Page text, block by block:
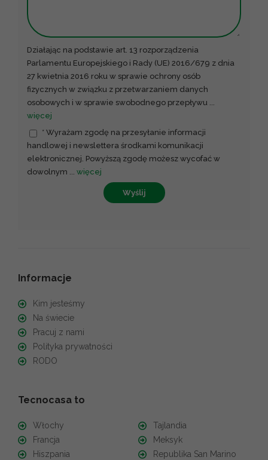
Działając na podstawie art. 13 rozporządzenia
Parlamentu Europejskiego i Rady (UE) 2016/679 z dnia
27 kwietnia 2016 roku w sprawie ochrony osób
fizycznych w związku z przetwarzaniem danych
osobowych i w sprawie swobodnego przepływu ...
więcej
* Wyrażam zgodę na przesyłanie informacji
handlowej i newslettera środkami komunikacji
elektronicznej. Powyższą zgodę możesz wycofać w
dowolnym ... więcej
Wyślij
Informacje
Kim jesteśmy
Na świecie
Pracuj z nami
Polityka prywatności
RODO
Tecnocasa to
Włochy
Francja
Hiszpania
Tajlandia
Meksyk
Republika San Marino